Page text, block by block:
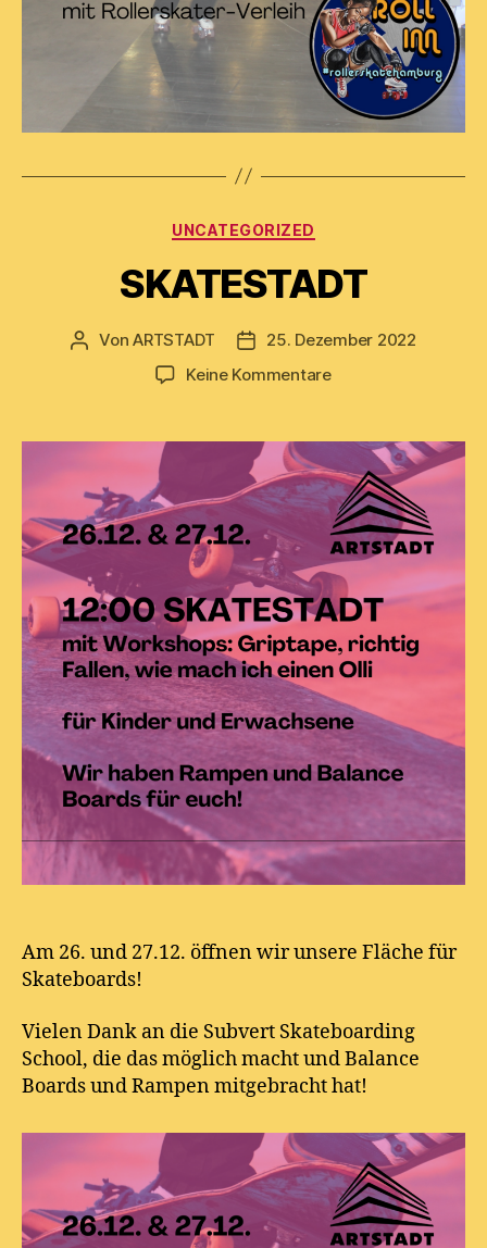
Kategorien
UNCATEGORIZED
SKATESTADT
Beitragsautor
VonARTSTADT Beitragsdatum
25. Dezember 2022
Keine Kommentarezu
Am 26. und 27.12. öffnen wir unsere Fläche für
Skateboards!
Vielen Dank an die Subvert Skateboarding
School, die das möglich macht und Balance
Boards und Rampen mitgebracht hat!